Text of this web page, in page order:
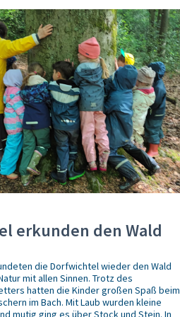
erkunden den Wald
die Dorfwichtel wieder den Wald
mit allen Sinnen. Trotz des
hatten die Kinder großen Spaß beim
im Bach. Mit Laub wurden kleine